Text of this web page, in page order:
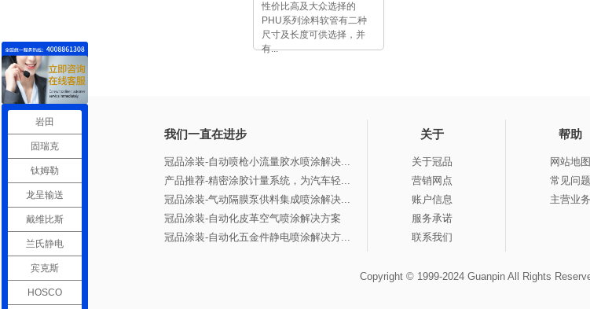
性价比高及大众选择的
PHU系列涂料软管有二种
尺寸及长度可供选择，并
有...
我们一直在进步
冠品涂装-自动喷枪小流量胶水喷涂解决...
产品推荐-精密涂胶计量系统，为汽车轻...
冠品涂装-气动隔膜泵供料集成喷涂解决...
冠品涂装-自动化皮革空气喷涂解决方案
冠品涂装-自动化五金件静电喷涂解决方...
关于
关于冠品
营销网点
账户信息
服务承诺
联系我们
帮助
网站地图
常见问题
主营业务
Copyright © 1999-2024 Guanpin All Rights
岩田
固瑞克
钛姆勒
龙呈输送
戴维比斯
兰氏静电
宾克斯
HOSCO